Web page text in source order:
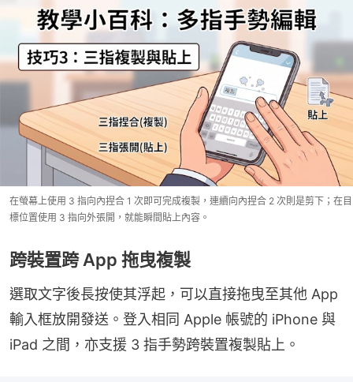
在螢幕上使用 3 指向內捏合 1 次即可完成複製，連續向內捏合 2 次則是剪下；在目
標位置使用 3 指向外張開，就能瞬間貼上內容。
跨裝置跨 App 拖曳複製
選取文字後長按使其浮起，可以直接拖曳至其他 App
輸入框放開發送。登入相同 Apple 帳號的 iPhone 與
iPad 之間，亦支援 3 指手勢跨裝置複製貼上。